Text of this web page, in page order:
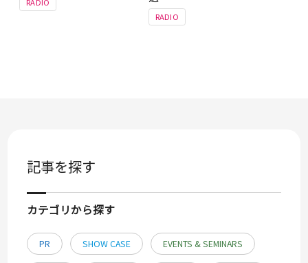
RADIO
記事を探す
カテゴリから探す
PR SHOW CASE EVENTS & SEMINARS